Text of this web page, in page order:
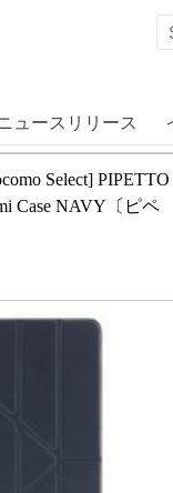
的な商品」「コ
ュースリリース
Select] PIPETTO
Case NAVY〔ピペ